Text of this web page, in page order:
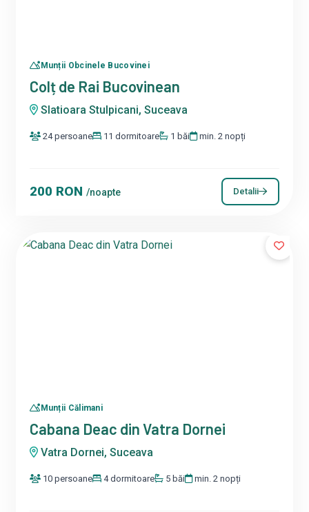
Munții Obcinele Bucovinei
Colț de Rai Bucovinean
Slatioara Stulpicani, Suceava
24 persoane 11 dormitoare 1 băi min. 2 nopți
200 RON/noapte Detalii
Munții Călimani
Cabana Deac din Vatra Dornei
Vatra Dornei, Suceava
10 persoane 4 dormitoare 5 băi min. 2 nopți